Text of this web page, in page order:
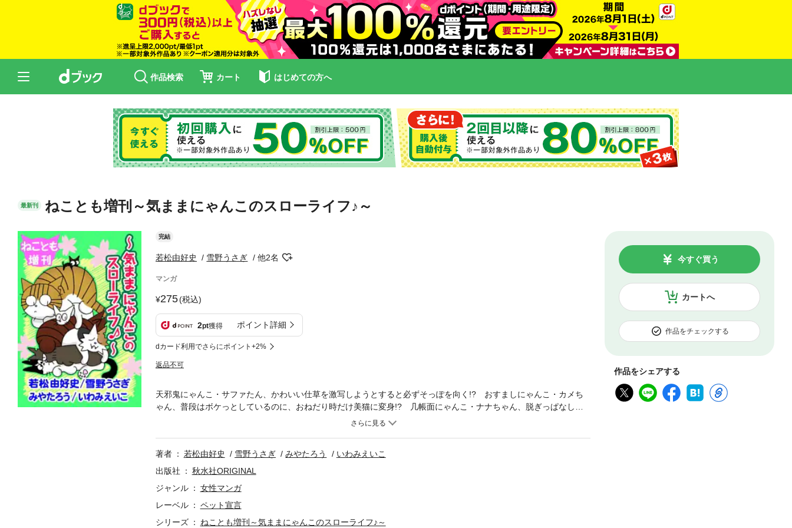
作品検索 カート はじめての方へ
最新刊 ねことも増刊～気ままにゃんこのスローライフ♪～
完結
若松由好史 雪野うさぎ 他2名
マンガ
275(税込)
2pt獲得 ポイント詳細
dカード利用でさらにポイント+2%
返品不可
カートへ
今すぐ買う
作品をチェックする
作品をシェアする
天邪鬼にゃんこ・サファたん、かわいい仕草を激写しようとすると必ずそっぽを向く!? おすましにゃんこ・カメち
ゃん、普段はボケっとしているのに、おねだり時だけ美猫に変身!? 几帳面にゃんこ・ナナちゃん、脱ぎっぱなしの
靴下は、ちゃんと運んで猫砂の中にしっかり収納!? ほか、お夜食中のご主人さまを冷めた目で監視するクールにゃ
著者
若松由好史 雪野うさぎ みやたろう
いわみえいこ
出版社
秋水社ORIGINAL
ジャンル
女性マンガ
レーベル
ペット宣言
シリーズ
ねことも増刊～気ままにゃんこのスローライフ♪～